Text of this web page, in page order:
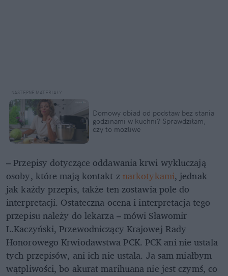
Domowy obiad od podstaw bez stania
godzinami w kuchni? Sprawdziłam,
czy to możliwe
– Przepisy dotyczące oddawania krwi wykluczają
osoby, które mają kontakt znarkotykami, jednak
jak każdy przepis, także ten zostawia pole do
interpretacji. Ostateczna ocena i interpretacja tego
przepisu należy do lekarza – mówi Sławomir
L.Kaczyński, Przewodniczący Krajowej Rady
Honorowego Krwiodawstwa PCK. PCK ani nie ustala
tych przepisów, ani ich nie ustala. Ja sam miałbym
wątpliwości, bo akurat marihuana nie jest czymś, co